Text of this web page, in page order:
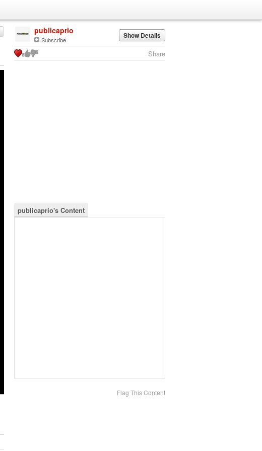
publicaprio
Subscribe Show Details
Share
publicaprio's Content
Flag This Content